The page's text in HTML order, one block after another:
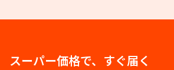
スーパー価格で、すぐ届く